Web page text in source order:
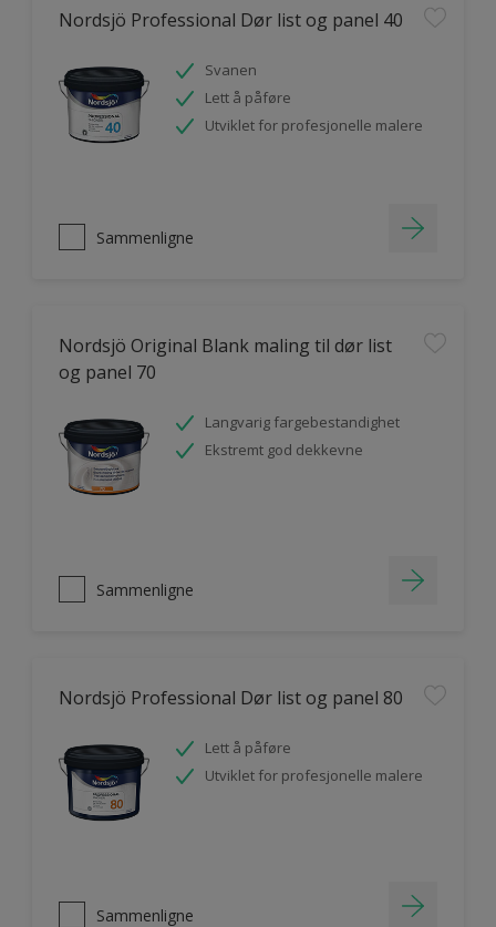
Nordsjö Professional Dør list og panel 40
Svanen
Lett å påføre
Utviklet for profesjonelle malere
Sammenligne
Nordsjö Original Blank maling til dør list
og panel 70
Langvarig fargebestandighet
Ekstremt god dekkevne
Sammenligne
Nordsjö Professional Dør list og panel 80
Lett å påføre
Utviklet for profesjonelle malere
Sammenligne